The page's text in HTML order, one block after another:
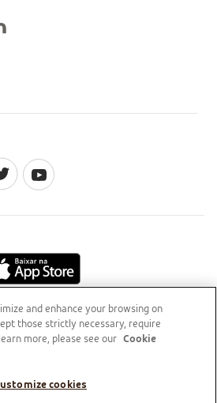
acesse o
and enhance your browsing on
those strictly necessary, require
more, please see our
Cookie
cookies